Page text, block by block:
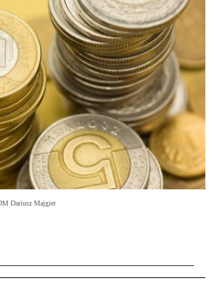
Dariusz Majgier